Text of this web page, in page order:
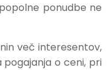
ponudbe ne
več interesentov,
o ceni, pri